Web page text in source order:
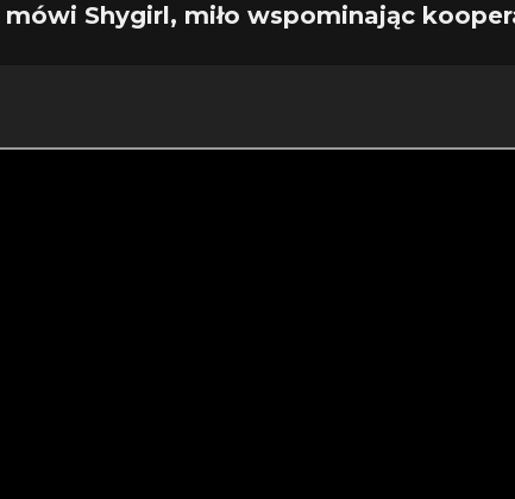
mówi Shygirl, miło wspominając